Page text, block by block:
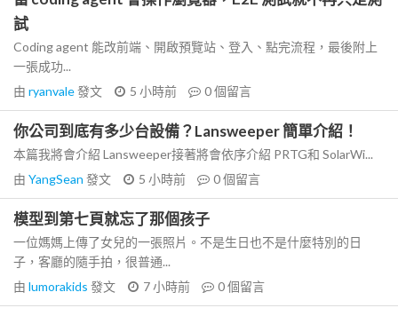
試
Coding agent 能改前端、開啟預覽站、登入、點完流程，最後附上
一張成功...
由 ryanvale發文 5 小時前 0個留言
你公司到底有多少台設備？Lansweeper 簡單介紹！
本篇我將會介紹 Lansweeper接著將會依序介紹 PRTG和 SolarWi...
由 YangSean 發文 5 小時前 0個留言
模型到第七頁就忘了那個孩子
一位媽媽上傳了女兒的一張照片。不是生日也不是什麼特別的日
子，客廳的隨手拍，很普通...
由 lumorakids 發文 7 小時前 0個留言